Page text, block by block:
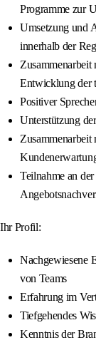
Programme zur
Umsetzung und
innerhalb der
Entwicklung der
Positiver
Unterstützung
Teilnahme an
Ihr Profil:
Nachgewiesene
von Teams
Erfahrung im
Tiefgehendes
Kenntnis der